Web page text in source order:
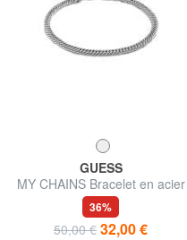
GUESS
MY CHAINS Bracelet en acier
36%
50,00 € 32,00 €